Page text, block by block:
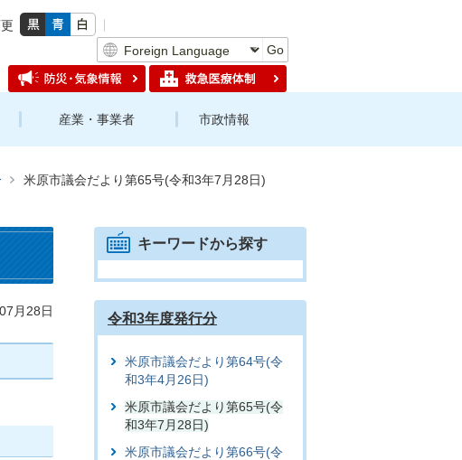
Go
産業・事業者 市政情報
米原市議会だより第65号(令和3年7月28日)
月28日
キーワードから探す
令和3年度発行分
米原市議会だより第64号(令
和3年4月26日)
米原市議会だより第65号(令
和3年7月28日)
米原市議会だより第66号(令